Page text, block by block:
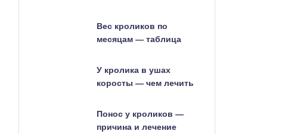
Вес кроликов по
месяцам — таблица
У кролика в ушах
коросты — чем лечить
Понос у кроликов —
причина и лечение